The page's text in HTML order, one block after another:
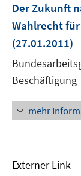
Der Zukunft
Wahlrecht
(27.01.2011)
Beschäftigung
mehr
Externer Link